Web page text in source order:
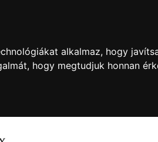
alkalmaz, hogy
hogy megtudjuk honnan